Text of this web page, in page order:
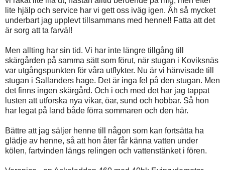
lite hjälp och service har vi gett oss iväg igen. Åh så mycket
underbart jag upplevt tillsammans med henne!! Fatta att det
är sorg att ta farväl!
Men allting har sin tid. Vi har inte längre tillgång till
skärgården på samma sätt som förut, när stugan i Koviksnäs
var utgångspunkten för våra utflykter. Nu är vi hänvisade till
stugan i Sallanders hage. Det är inga fel på den stugan. Men
det finns ingen skärgård. Och i och med det har jag tappat
lusten att utforska nya vikar, öar, sund och hobbar. Så hon
har legat på land både förra sommaren och den här.
Bättre att jag säljer henne till någon som kan fortsätta ha
glädje av henne, så att hon åter får känna vatten under
kölen, fartvinden längs relingen och vattenstänket i fören.